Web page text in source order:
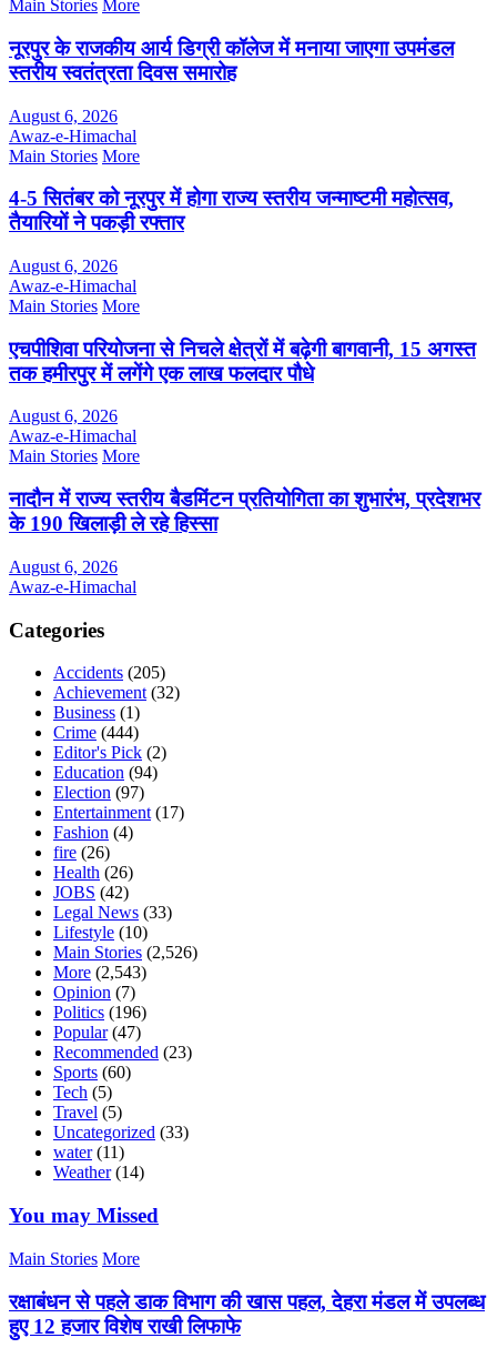
Main Stories More
नूरपुर के राजकीय आर्य डिग्री कॉलेज में मनाया जाएगा उपमंडल
स्तरीय स्वतंत्रता दिवस समारोह
August 6, 2026
Awaz-e-Himachal
Main Stories More
4-5 सितंबर को नूरपुर में होगा राज्य स्तरीय जन्माष्टमी महोत्सव,
तैयारियों ने पकड़ी रफ्तार
August 6, 2026
Awaz-e-Himachal
Main Stories More
एचपीशिवा परियोजना से निचले क्षेत्रों में बढ़ेगी बागवानी, 15 अगस्त
तक हमीरपुर में लगेंगे एक लाख फलदार पौधे
August 6, 2026
Awaz-e-Himachal
Main Stories More
नादौन में राज्य स्तरीय बैडमिंटन प्रतियोगिता का शुभारंभ, प्रदेशभर
के 190 खिलाड़ी ले रहे हिस्सा
August 6, 2026
Awaz-e-Himachal
Categories
Accidents (205)
Achievement (32)
Business (1)
Crime (444)
Editor's Pick (2)
Education (94)
Election (97)
Entertainment (17)
Fashion (4)
fire (26)
Health (26)
JOBS (42)
Legal News (33)
Lifestyle (10)
Main Stories (2,526)
More (2,543)
Opinion (7)
Politics (196)
Popular(47)
Recommended (23)
Sports (60)
Tech (5)
Travel (5)
Uncategorized (33)
water(11)
Weather(14)
You may Missed
Main Stories More
रक्षाबंधन से पहले डाक विभाग की खास पहल, देहरा मंडल में उपलब्ध
हुए 12 हजार विशेष राखी लिफाफे